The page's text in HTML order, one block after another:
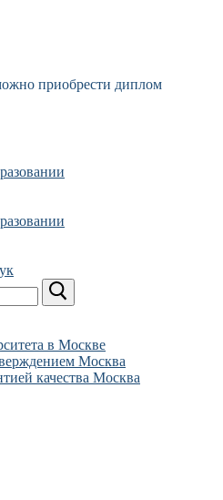
приобрести диплом
в Москве
Москва
качества Москва